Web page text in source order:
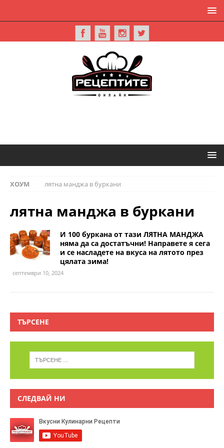
ХОУМ лятна манджа в буркани
лятна манджа в буркани
И 100 буркана от тази ЛЯТНА МАНДЖА
няма да са достатъчни! Направете я сега
и се насладете на вкуса на лятото през
цялата зима!
септември 10, 2024
ТЪРСЕНЕ
СЛЕДВАЙ НИ